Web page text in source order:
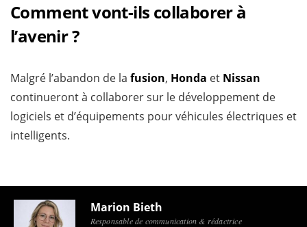
Comment vont-ils collaborer à
l’avenir ?
Malgré l’abandon de la fusion, Honda et Nissan
continueront à collaborer sur le développement de
logiciels et d’équipements pour véhicules électriques et
intelligents.
Marion Bieth
Responsable de communication & rédactrice